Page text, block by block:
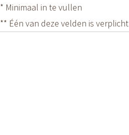
* Minimaal in te vullen
** Één van deze velden is verplicht